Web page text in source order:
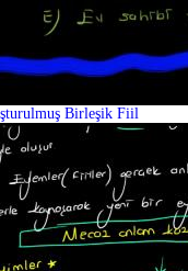
Birleşik Fiil